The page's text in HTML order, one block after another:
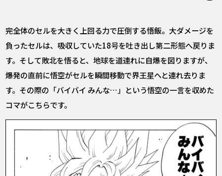
完全体のセルを大きく上回る力で圧倒する悟飯。大ダメージを
負ったセルは、吸収していた18号を吐き出し第二形態へ戻りま
す。そして敗北を悟ると、地球を道連れに自爆を図りますが、
爆発の直前に悟空がセルを瞬間移動で界王星へと連れ去りま
す。その際の「バイバイ みんな…」という悟空の一言を収めた
コマがこちらです。